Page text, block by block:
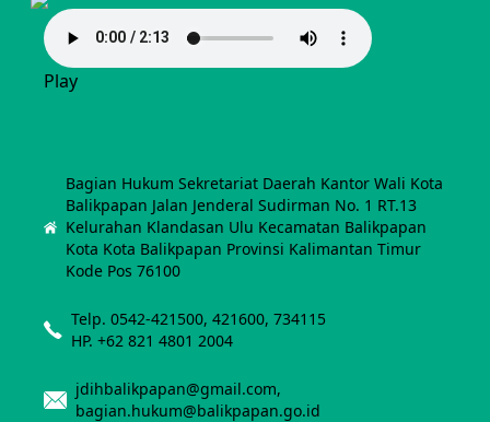
Play
Bagian Hukum Sekretariat Daerah Kantor Wali Kota
Balikpapan Jalan Jenderal Sudirman No. 1 RT.13
Kelurahan Klandasan Ulu Kecamatan Balikpapan
Kota Kota Balikpapan Provinsi Kalimantan Timur
Kode Pos 76100
Telp. 0542-421500, 421600, 734115
HP. +62 821 4801 2004
jdihbalikpapan@gmail.com,
bagian.hukum@balikpapan.go.id